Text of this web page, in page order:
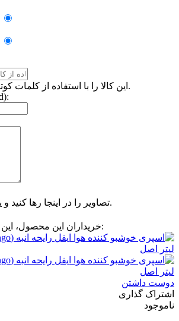
این کالا را با استفاده از کلمات کوتاه و ساده توضیح دهید.
تصاویر را در اینجا رها کنید و یا برای آپلود کلیک کنید.
خریداران این محصول، این کالاها را نیز خریده اند:
دوست داشتن
اشتراک گذاری
ناموجود